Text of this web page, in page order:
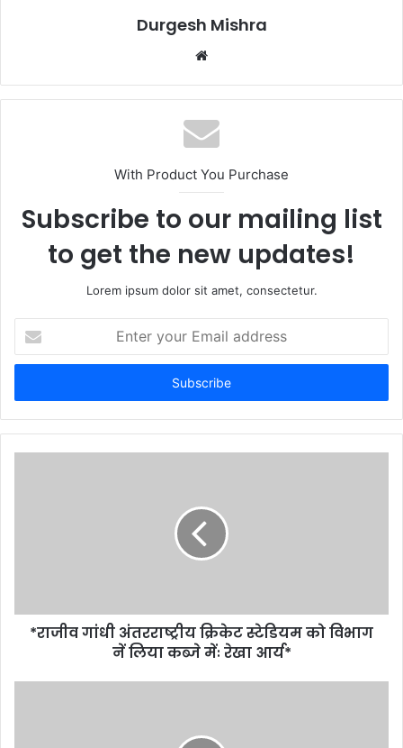
Durgesh Mishra
Website
With Product You Purchase
Subscribe to our mailing list
to get the new updates!
Lorem ipsum dolor sit amet, consectetur.
your
Email
*राजीव गांधी अंतरराष्ट्रीय क्रिकेट स्टेडियम को विभाग
नें लिया कब्जे मेंः रेखा आर्य*